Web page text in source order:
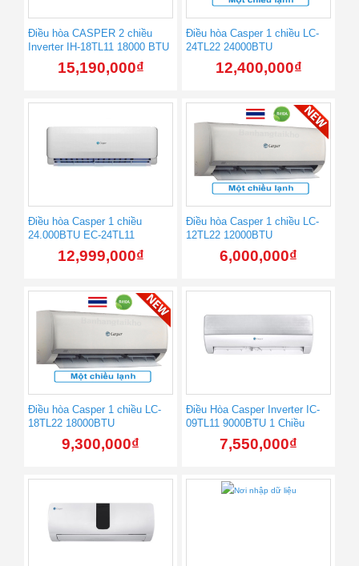
Điều hòa CASPER 2 chiều
Inverter IH-18TL11 18000 BTU
15,190,000₫
Điều hòa Casper 1 chiều LC-
24TL22 24000BTU
12,400,000₫
Điều hòa Casper 1 chiều
24.000BTU EC-24TL11
12,999,000₫
Điều hòa Casper 1 chiều LC-
12TL22 12000BTU
6,000,000₫
Điều hòa Casper 1 chiều LC-
18TL22 18000BTU
9,300,000₫
Điều Hòa Casper Inverter IC-
09TL11 9000BTU 1 Chiều
7,550,000₫